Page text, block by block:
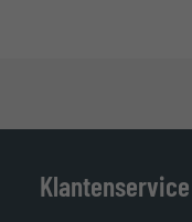
Klantenservice